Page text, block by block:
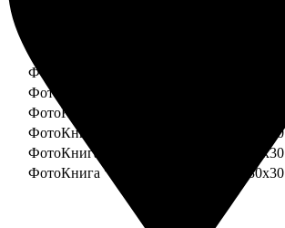
ФотоКнига "Премиум" 20x30
ФотоКнига "Премиум" 25x25
ФотоКнига "Премиум" 30x30
ФотоКнига "Премиум" 30x45
ФотоКнига "Премиум" Свадебная 20x20
ФотоКнига "Премиум" Свадебная 20x30
ФотоКнига "Премиум" Свадебная 30x30